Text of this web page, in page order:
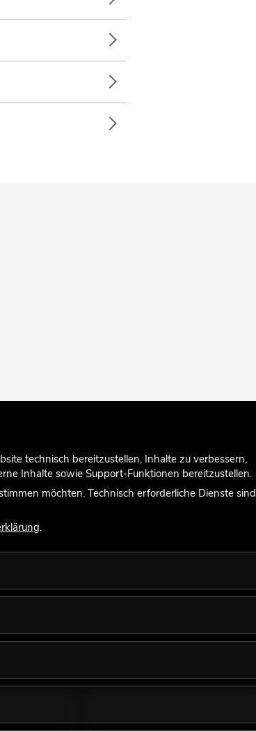
technisch bereitzustellen, Inhalte zu verbessern,
Inhalte sowie Support-Funktionen bereitzustellen.
möchten. Technisch erforderliche Dienste sind
.